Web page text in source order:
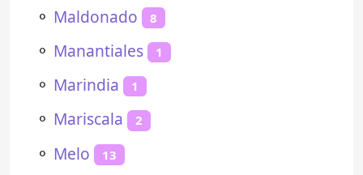
⚬ Maldonado 8
⚬ Manantiales 1
⚬ Marindia 1
⚬ Mariscala 2
⚬ Melo 13